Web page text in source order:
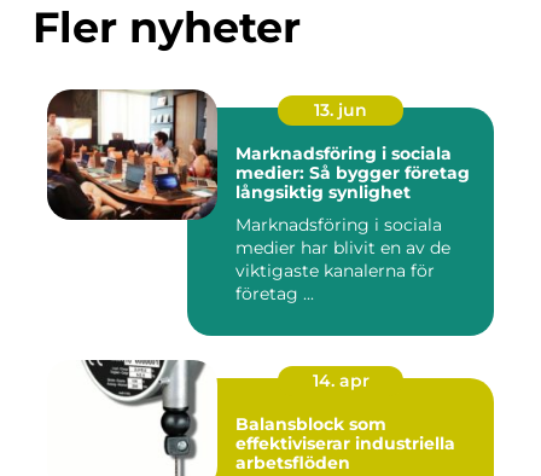
Fler nyheter
13. jun
Marknadsföring i sociala
medier: Så bygger företag
långsiktig synlighet
Marknadsföring i sociala
medier har blivit en av de
viktigaste kanalerna för
företag ...
14. apr
Balansblock som
effektiviserar industriella
arbetsflöden